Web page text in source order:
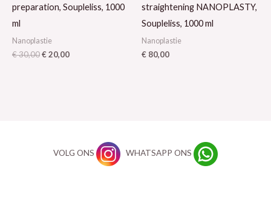
preparation, Soupleliss, 1000
ml
Nanoplastie
€30,00€20,00
straightening NANOPLASTY,
Soupleliss, 1000 ml
Nanoplastie
€ 80,00
VOLG ONS WHATSAPP ONS